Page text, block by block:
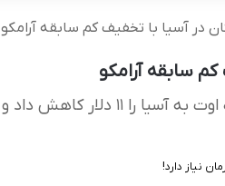
در آسیا با تخفیف کم سابقه آرامکو
سابقه آرامکو